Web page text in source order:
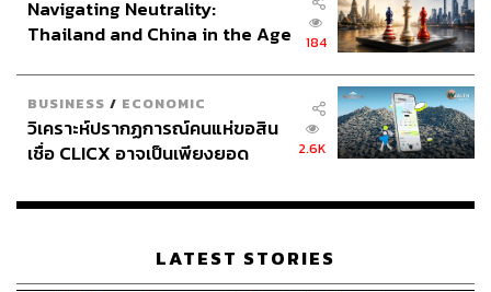
Navigating Neutrality:
Thailand and China in the Age
184
BUSINESS / ECONOMIC
วิเคราะห์ปรากฏการณ์คนแห่ขอสิน
เชื่อ CLICX อาจเป็นเพียงยอด
เรือนไทยที่ถูกซุกไว้
2.6K
LATEST STORIES